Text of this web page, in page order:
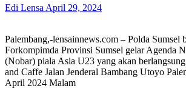
Edi Lensa April 29, 2024
Palembang,-lensainnews.com – Polda Sumsel
Forkompimda Provinsi Sumsel gelar Agenda
(Nobar) piala Asia U23 yang akan
and Caffe Jalan Jenderal Bambang Utoyo
April 2024 Malam